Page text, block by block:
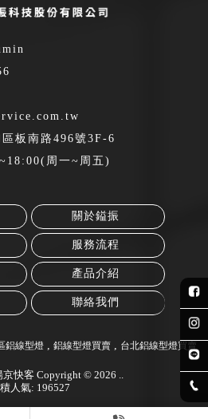
板南路496號3F-6
周一~周五)
關於鎰振
服務流程
產品介紹
聯絡我們
鋁線型燈 鋁線型燈買賣 台北鋁線型燈買賣
京快客 Copyright © 2026 ..
人氣: 196527